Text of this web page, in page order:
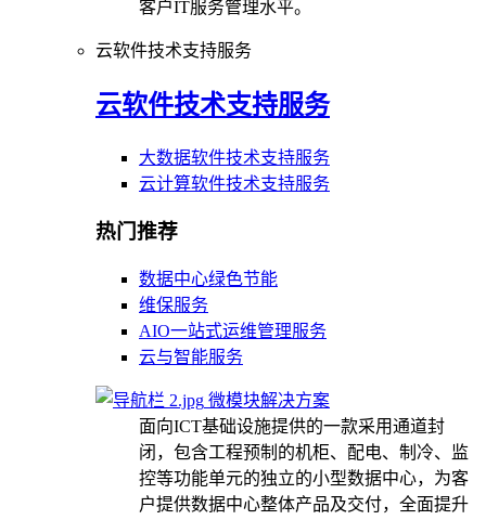
客户IT服务管理水平。
云软件技术支持服务
云软件技术支持服务
大数据软件技术支持服务
云计算软件技术支持服务
热门推荐
数据中心绿色节能
维保服务
AIO一站式运维管理服务
云与智能服务
微模块解决方案
面向ICT基础设施提供的一款采用通道封
闭，包含工程预制的机柜、配电、制冷、监
控等功能单元的独立的小型数据中心，为客
户提供数据中心整体产品及交付，全面提升